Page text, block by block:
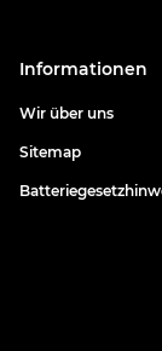
Informationen
Wir über uns
Sitemap